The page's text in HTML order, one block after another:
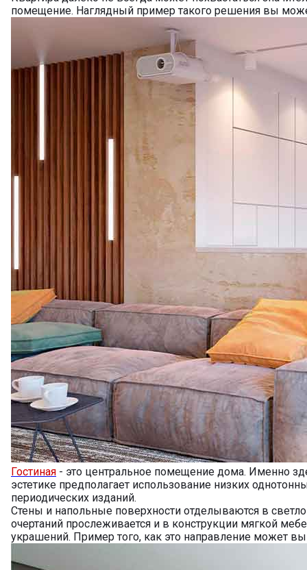
помещение. Наглядный пример такого решения вы
Гостиная - это центральное помещение дома. Именно
эстетике предполагает использование низких
периодических изданий.
Стены и напольные поверхности отделываются в
очертаний прослеживается и в конструкции мягкой
украшений. Пример того, как это направление может